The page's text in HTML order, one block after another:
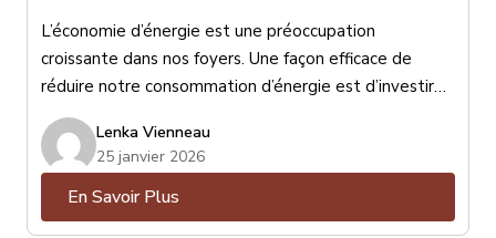
L’économie d’énergie est une préoccupation
croissante dans nos foyers. Une façon efficace de
réduire notre consommation d’énergie est d’investir
dans des stores performants. Les stores peuvent
jouer un rôle important dans l’isolation thermique de
nos maisons, ce qui peut avoir un impact significatif sur
notre consommation d’énergie et nos factures de
chauffage et de climatisation
Lenka Vienneau
25 janvier 2026
En Savoir Plus